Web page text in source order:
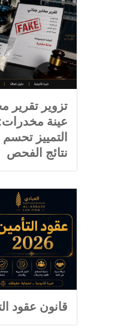
تزوير تقرير
عينة
التمييز تحسم
نتائج الفحص
قانون عقود